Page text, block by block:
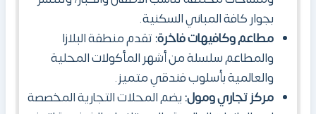
بجوار كافة المباني السكنية.
مطاعم وكافيهات فاخرة:تقدم منطقة البلازا
والمطاعم سلسلة من أشهر المأكولات المحلية
والعالمية بأسلوب فندقي متميز.
مركز تجاري ومول:يضم المحلات التجارية المخصصة